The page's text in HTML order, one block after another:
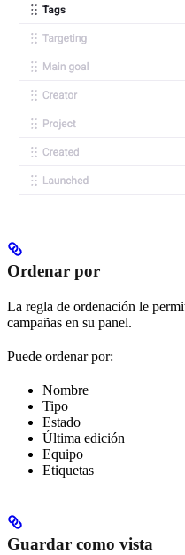
Ordenar por
La regla de ordenación le
campañas en su panel.
Puede ordenar por:
Nombre
Tipo
Estado
Última edición
Equipo
Etiquetas
Guardar como vista